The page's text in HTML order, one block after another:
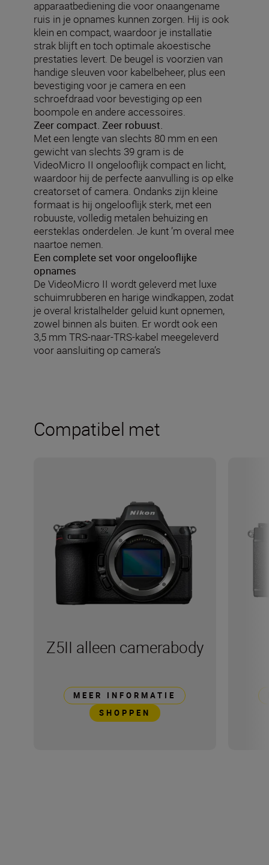
apparaatbediening die voor onaangename
ruis in je opnames kunnen zorgen. Hij is ook
klein en compact, waardoor je installatie
strak blijft en toch optimale akoestische
prestaties levert. De beugel is voorzien van
handige sleuven voor kabelbeheer, plus een
bevestiging voor je camera en een
schroefdraad voor bevestiging op een
boompole en andere accessoires.
Zeer compact. Zeer robuust.
Met een lengte van slechts 80 mm en een
gewicht van slechts 39 gram is de
VideoMicro II ongelooflijk compact en licht,
waardoor hij de perfecte aanvulling is op elke
creatorset of camera. Ondanks zijn kleine
formaat is hij ongelooflijk sterk, met een
robuuste, volledig metalen behuizing en
eersteklas onderdelen. Je kunt ’m overal mee
naartoe nemen.
Een complete set voor ongelooflijke
opnames
De VideoMicro II wordt geleverd met luxe
schuimrubberen en harige windkappen, zodat
je overal kristalhelder geluid kunt opnemen,
zowel binnen als buiten. Er wordt ook een
3,5 mm TRS-naar-TRS-kabel meegeleverd
voor aansluiting op camera’s
Compatibel met
Z5II alleen camerabody
MEER INFORMATIE
SHOPPEN